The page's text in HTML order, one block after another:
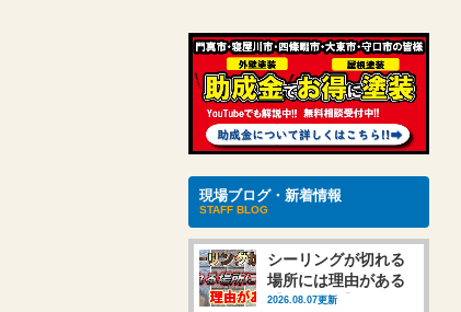
現場ブログ・新着情報
STAFF BLOG
シーリングが切れる
場所には理由がある
【動画あり】
2026.08.07更新